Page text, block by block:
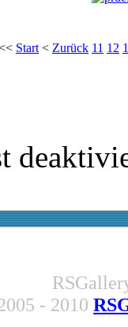
Start < Zurück 11 12
- 2010